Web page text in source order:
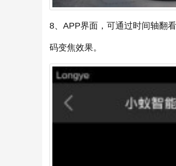
8、APP界面，可通过时间轴翻
码变焦效果。